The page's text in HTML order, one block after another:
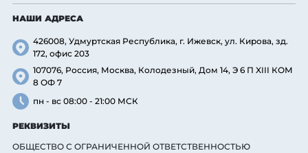
НАШИ АДРЕСА
426008, Удмуртская Республика, г. Ижевск, ул. Кирова, зд.
172, офис 203
107076, Россия, Москва, Колодезный, Дом 14, Э 6 П XIII КОМ
8 ОФ 7
пн - вс 08:00 - 21:00 МСК
РЕКВИЗИТЫ
ОБЩЕСТВО С ОГРАНИЧЕННОЙ ОТВЕТСТВЕННОСТЬЮ